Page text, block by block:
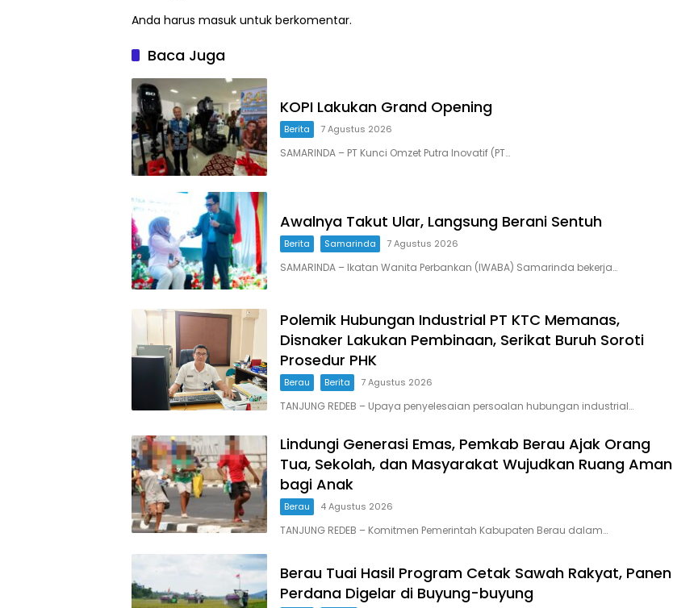
Anda harus masuk untuk berkomentar.
Baca Juga
KOPI Lakukan Grand Opening
Berita 7 Agustus 2026
SAMARINDA – PT Kunci Omzet Putra Inovatif (PT…
Awalnya Takut Ular, Langsung Berani Sentuh
Berita Samarinda 7 Agustus 2026
SAMARINDA – Ikatan Wanita Perbankan (IWABA) Samarinda bekerja…
Polemik Hubungan Industrial PT KTC Memanas,
Disnaker Lakukan Pembinaan, Serikat Buruh Soroti
Prosedur PHK
Berau Berita 7 Agustus 2026
TANJUNG REDEB – Upaya penyelesaian persoalan hubungan industrial…
Lindungi Generasi Emas, Pemkab Berau Ajak Orang
Tua, Sekolah, dan Masyarakat Wujudkan Ruang Aman
bagi Anak
Berau 4 Agustus 2026
TANJUNG REDEB – Komitmen Pemerintah Kabupaten Berau dalam…
Berau Tuai Hasil Program Cetak Sawah Rakyat, Panen
Perdana Digelar di Buyung-buyung